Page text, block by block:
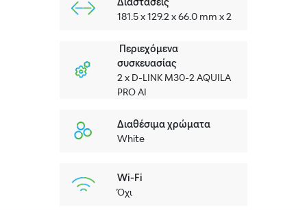
181.5 x 129.2 x 66.0 mm x 2
Περιεχόμενα
συσκευασίας
2 x D-LINK M30-2 AQUILA
PRO AI
Διαθέσιμα χρώματα
White
Wi-Fi
Όχι